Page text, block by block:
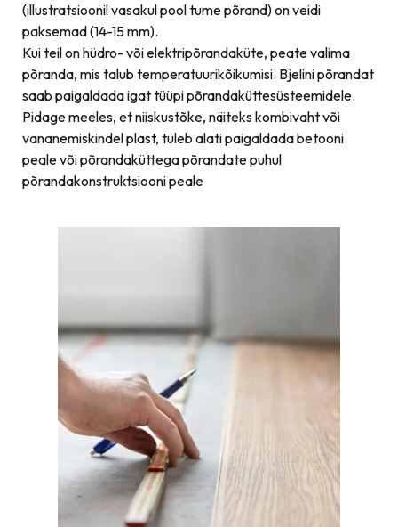
(illustratsioonil vasakul pool tume põrand) on veidi
paksemad (14-15 mm).
Kui teil on hüdro- või elektripõrandaküte, peate valima
põranda, mis talub temperatuurikõikumisi. Bjelini põrandat
saab paigaldada igat tüüpi põrandaküttesüsteemidele.
Pidage meeles, et niiskustõke, näiteks kombivaht või
vananemiskindel plast, tuleb alati paigaldada betooni
peale või põrandaküttega põrandate puhul
põrandakonstruktsiooni peale